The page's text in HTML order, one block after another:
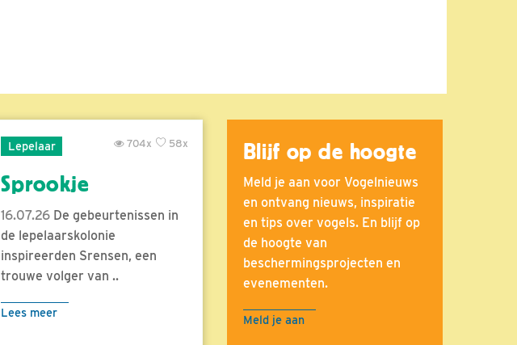
Lepelaar 58x
704x
Sprookje
16.07.26 De gebeurtenissen in
de lepelaarskolonie
inspireerden Srensen, een
trouwe volger van ..
Lees meer
Blijf op de hoogte
Meld je aan voor Vogelnieuws
en ontvang nieuws, inspiratie
en tips over vogels. En blijf op
de hoogte van
beschermingsprojecten en
evenementen.
Meld je aan